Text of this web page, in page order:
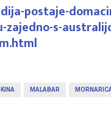
postaje-
s-
KINA MALABAR